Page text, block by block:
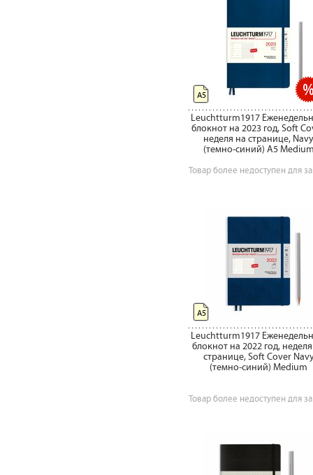
Leuchtturm1917
блокнот на 2023 год, Soft
неделя на странице, Navy
(темно-синий) А5
Товар более недоступен для
А5
Leuchtturm1917
блокнот на 2022 год,
странице, Soft Cover
(темно-синий) Medium
Товар более недоступен для
А5